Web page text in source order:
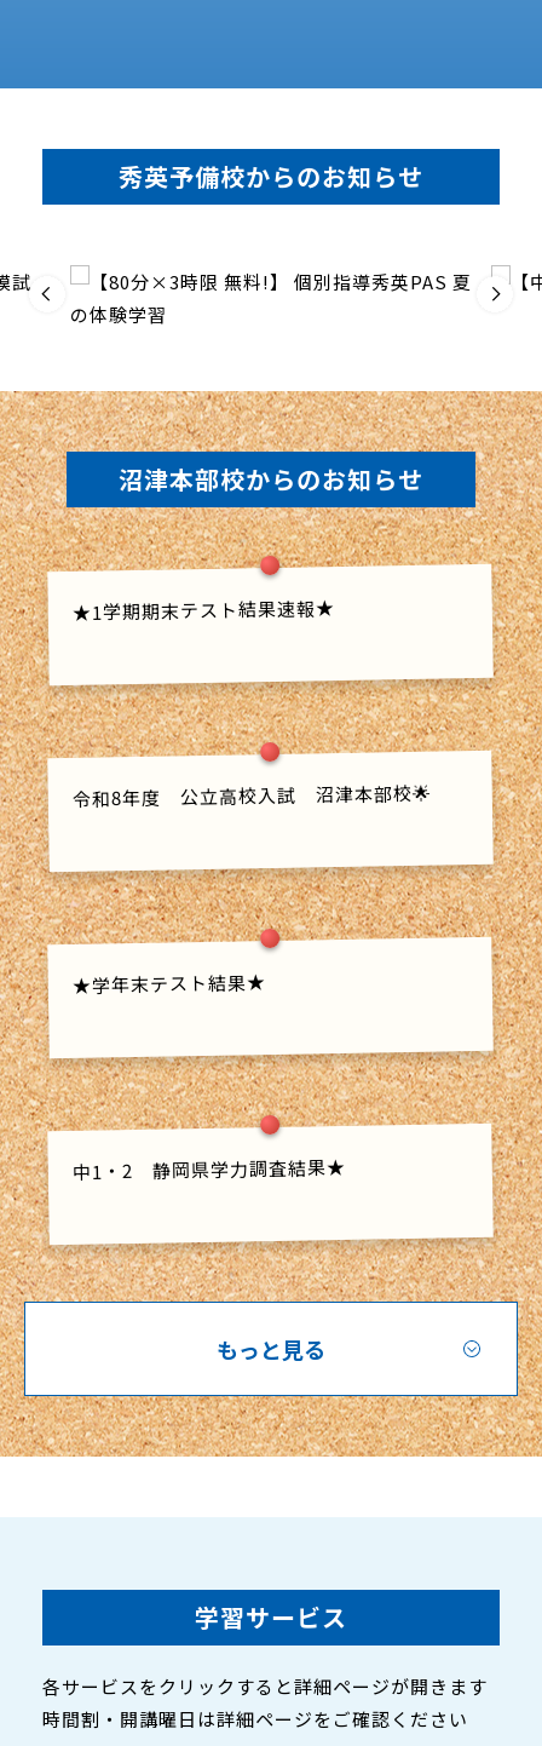
秀英予備校からのお知らせ
沼津本部校からのお知らせ
★1学期期末テスト結果速報★
令和8年度 公立高校入試 沼津本部校🌟
★学年末テスト結果★
中1・2 静岡県学力調査結果★
もっと見る
学習サービス
各サービスをクリックすると詳細ページが開きます
時間割・開講曜日は詳細ページをご確認ください